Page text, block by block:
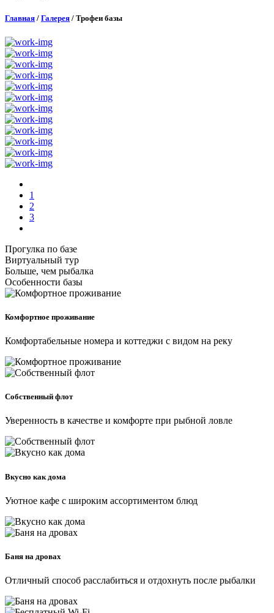
Главная / Галерея / Трофеи базы
1
2
3
Прогулка по базе
Виртуальный тур
Больше, чем рыбалка
Особенности базы
Комфортное проживание
Комфортабельные номера и коттеджи с видом на реку
Собственный флот
Уверенность в качестве и комфорте при рыбной ловле
Вкусно как дома
Уютное кафе с широким ассортиментом блюд
Баня на дровах
Отличный способ расслабиться и отдохнуть после рыбалки